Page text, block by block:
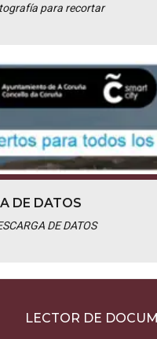
para recortar
DE DATOS
DE DATOS
LECTOR DE